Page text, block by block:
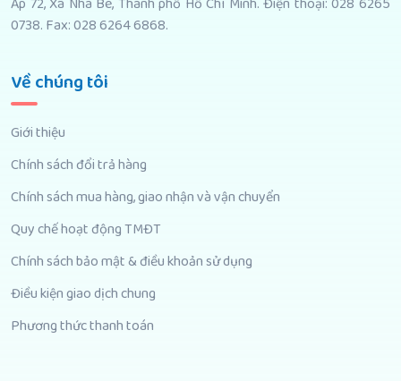
0738. Fax: 028 6264 6868.
Về chúng tôi
Giới thiệu
Chính sách đổi trả hàng
Chính sách mua hàng, giao nhận và vận chuyển
Quy chế hoạt động TMĐT
Chính sách bảo mật & điều khoản sử dụng
Điều kiện giao dịch chung
Phương thức thanh toán